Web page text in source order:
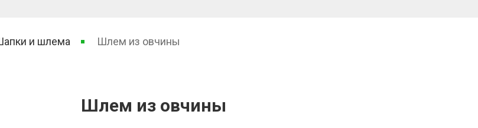
и шлема Шлем из овчины
Шлем из овчины